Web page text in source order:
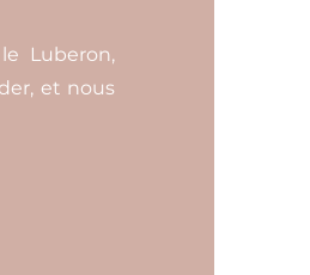
Luberon,
et nous